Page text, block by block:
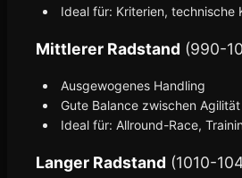
Ideal für: Kriterien, technische
Mittlerer Radstand (990-
Ausgewogenes Handling
Gute Balance zwischen
Ideal für: Allround-Race,
Langer Radstand (1010-